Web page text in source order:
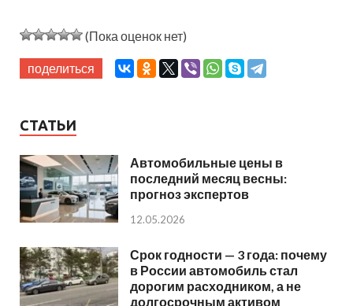
(Пока оценок нет)
поделиться
СТАТЬИ
Автомобильные цены в
последний месяц весны:
прогноз экспертов
12.05.2026
Срок годности — 3 года: почему
в России автомобиль стал
дорогим расходником, а не
долгосрочным активом